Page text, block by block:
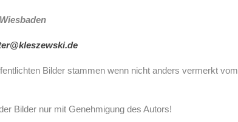
Bilder stammen wenn nicht anders vermerkt vom
Bilder nur mit Genehmigung des Autors!